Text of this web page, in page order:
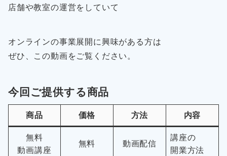
店舗や教室の運営をしていて
オンラインの事業展開に興味がある方は
ぜひ、この動画をご覧ください。
今回ご提供する商品
商品 価格 方法 内容
無料
動画講座
無料 動画配信
講座の
開業方法